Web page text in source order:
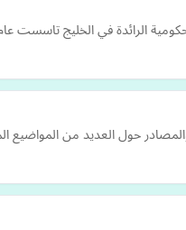
القطري و المجتمعات المعوزة بغض النظر عن تنوع افرادها و تعمل في
حول العديد من المواضيع